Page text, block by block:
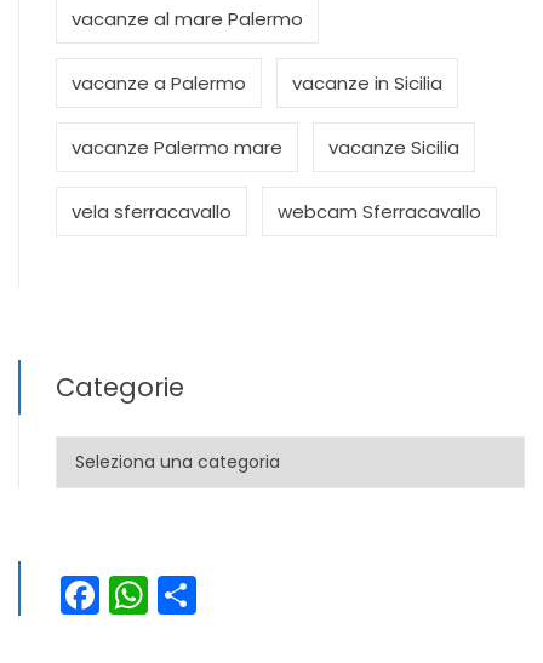
vacanze al mare Palermo
vacanze a Palermo vacanze in Sicilia
vacanze Palermo mare vacanze Sicilia
vela sferracavallo webcam Sferracavallo
Categorie
Categorie
Facebook
WhatsApp